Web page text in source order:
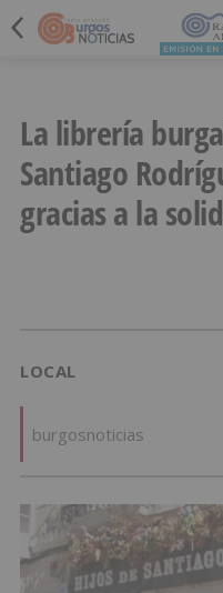
La librería
Santiago
gracias a la
LOCAL
burgosnoticias